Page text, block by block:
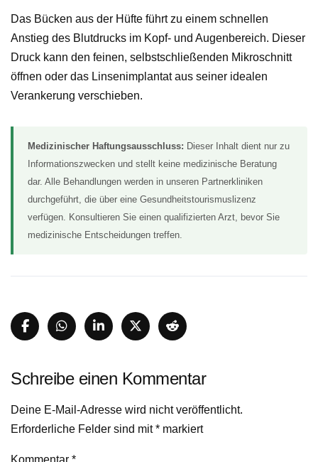
Das Bücken aus der Hüfte führt zu einem schnellen
Anstieg des Blutdrucks im Kopf- und Augenbereich. Dieser
Druck kann den feinen, selbstschließenden Mikroschnitt
öffnen oder das Linsenimplantat aus seiner idealen
Verankerung verschieben.
Medizinischer Haftungsausschluss: Dieser Inhalt dient nur zu
Informationszwecken und stellt keine medizinische Beratung
dar. Alle Behandlungen werden in unseren Partnerkliniken
durchgeführt, die über eine Gesundheitstourismuslizenz
verfügen. Konsultieren Sie einen qualifizierten Arzt, bevor Sie
medizinische Entscheidungen treffen.
Schreibe einen Kommentar
Deine E-Mail-Adresse wird nicht veröffentlicht.
Erforderliche Felder sind mit* markiert
Kommentar *